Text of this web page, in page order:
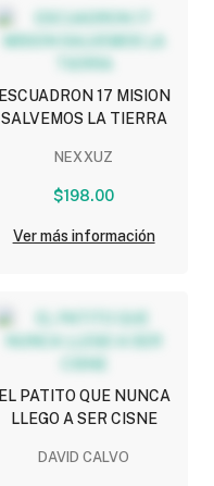
ESCUADRON 17 MISION
SALVEMOS LA TIERRA
NEXXUZ
$198.00
Ver más información
EL PATITO QUE NUNCA
LLEGO A SER CISNE
DAVID CALVO